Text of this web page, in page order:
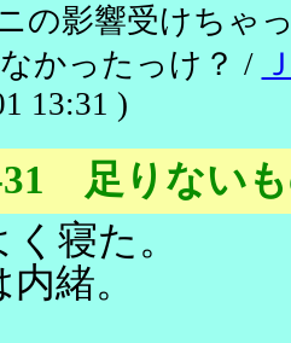
の影響受けちゃ
かったっけ？ /
13:31 )
31 足りない
寝た。
緒。